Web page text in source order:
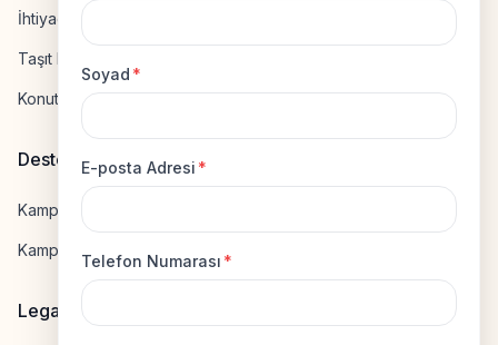
Soyad *
E-posta Adresi *
Telefon Numarası *
İhtiyaç Kredisi Hesapla
Taşıt Kredisi Hesapla
Konut Kredisi Hesapla
Destek
Kampanya Gönderme
Kampanyaya Katılma
Legal